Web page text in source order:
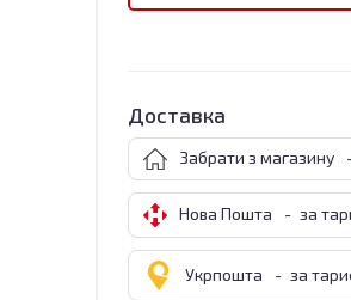
Доставка
Забрати з магазину
Нова Пошта - за
Укрпошта - за